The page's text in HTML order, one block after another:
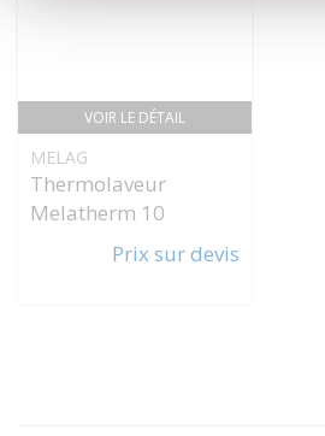
VOIR LE DÉTAIL
MELAG
Thermolaveur
Melatherm 10
Prix sur devis